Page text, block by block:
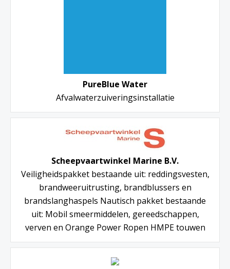
PureBlue Water
Afvalwaterzuiveringsinstallatie
Scheepvaartwinkel Marine B.V.
Veiligheidspakket bestaande uit: reddingsvesten,
brandweeruitrusting, brandblussers en
brandslanghaspels Nautisch pakket bestaande
uit: Mobil smeermiddelen, gereedschappen,
verven en Orange Power Ropen HMPE touwen